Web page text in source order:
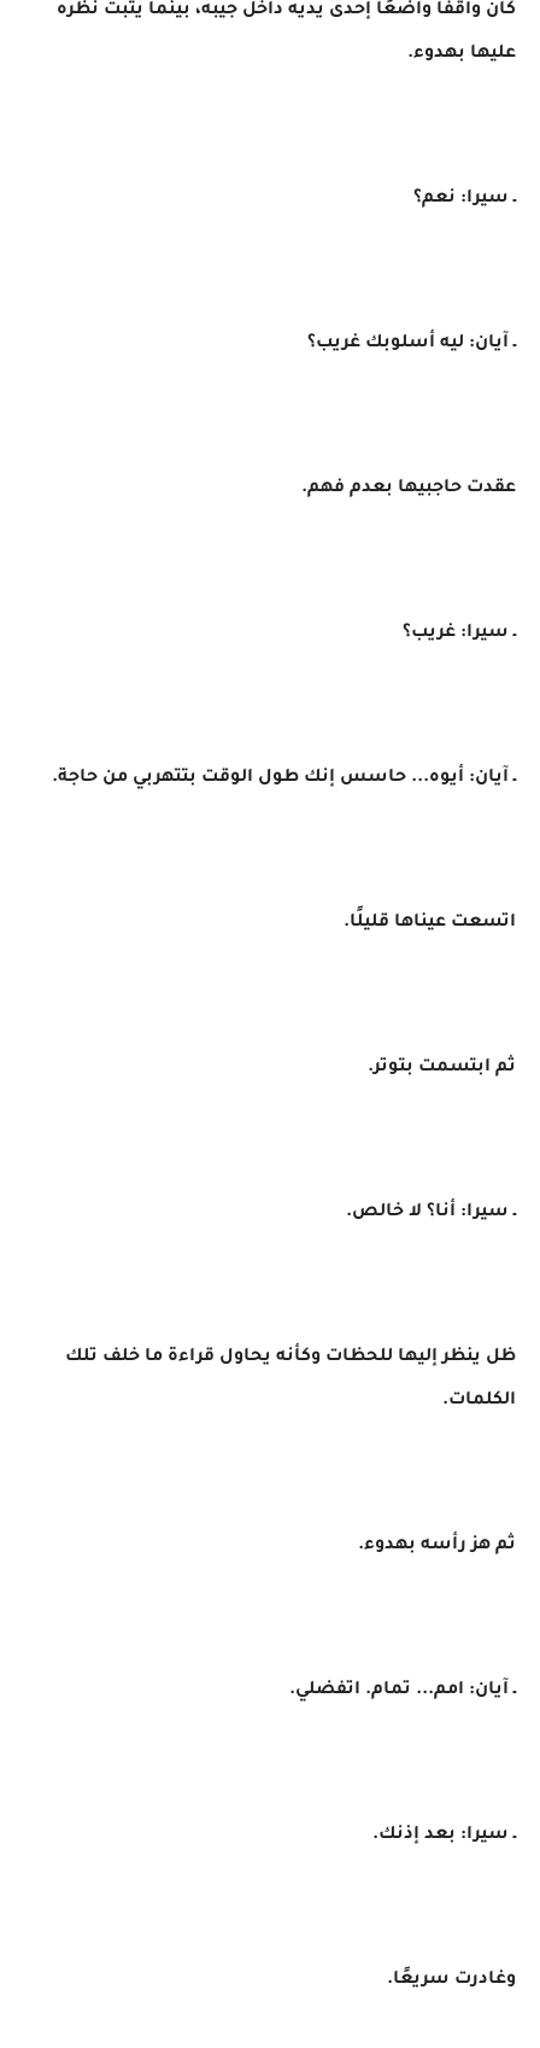
كان واقفًا واضعًا إحدى يديه داخل جيبه، بينما يثبت نظره
عليها بهدوء.
ـ سيرا: نعم؟
ـ آيان: ليه أسلوبك غريب؟
عقدت حاجبيها بعدم فهم.
ـ سيرا: غريب؟
ـ آيان: أيوه... حاسس إنك طول الوقت بتتهربي من حاجة.
اتسعت عيناها قليلًا.
ثم ابتسمت بتوتر.
ـ سيرا: أنا؟ لا خالص.
ظل ينظر إليها للحظات وكأنه يحاول قراءة ما خلف تلك
الكلمات.
ثم هز رأسه بهدوء.
ـ آيان: امم... تمام. اتفضلي.
ـ سيرا: بعد إذنك.
وغادرت سريعًا.